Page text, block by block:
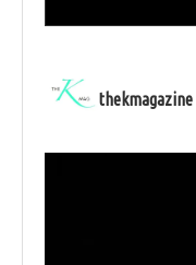
thekmagazine